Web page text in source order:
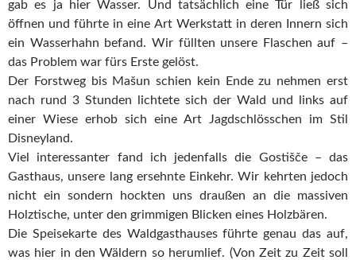
gab es ja hier Wasser. Und tatsächlich eine Tür ließ sich
öffnen und führte in eine Art Werkstatt in deren Innern sich
ein Wasserhahn befand. Wir füllten unsere Flaschen auf –
das Problem war fürs Erste gelöst.
Der Forstweg bis Mašun schien kein Ende zu nehmen erst
nach rund 3 Stunden lichtete sich der Wald und links auf
einer Wiese erhob sich eine Art Jagdschlösschen im Stil
Disneyland.
Viel interessanter fand ich jedenfalls die Gostišče – das
Gasthaus, unsere lang ersehnte Einkehr. Wir kehrten jedoch
nicht ein sondern hockten uns draußen an die massiven
Holztische, unter den grimmigen Blicken eines Holzbären.
Die Speisekarte des Waldgasthauses führte genau das auf,
was hier in den Wäldern so herumlief. (Von Zeit zu Zeit soll